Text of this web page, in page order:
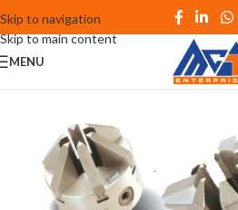
Skip to navigation
Skip to main content
MENU